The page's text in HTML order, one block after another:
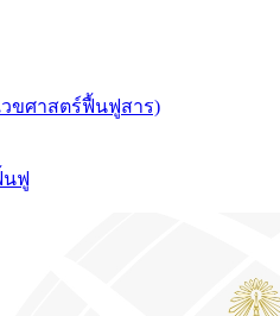
เวขศาสตร์ฟื้นฟูสาร)
นฟู